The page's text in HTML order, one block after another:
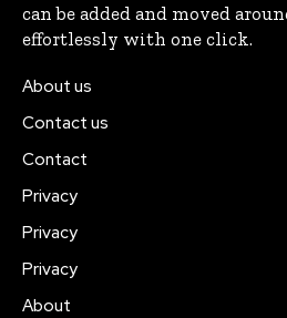
can be added and moved
effortlessly with one click.
About us
Contact us
Contact
Privacy
Privacy
Privacy
About